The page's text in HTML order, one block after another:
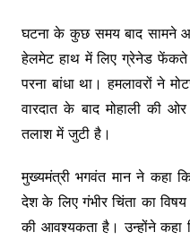
घटना के कुछ समय बाद सामने
हेलमेट हाथ में लिए ग्रेनेड फेंकते
परना बांधा था। हमलावरों ने
वारदात के बाद मोहाली की
तलाश में जुटी है।
मुख्यमंत्री भगवंत मान ने कहा
देश के लिए गंभीर चिंता का
की आवश्यकता है। उन्होंने कहा